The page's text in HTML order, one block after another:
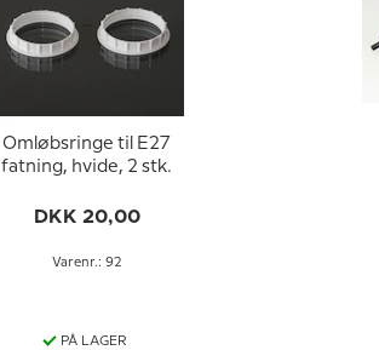
Omløbsringe til E27
fatning, hvide, 2 stk.
DKK 20,00
Varenr.: 92
PÅ LAGER